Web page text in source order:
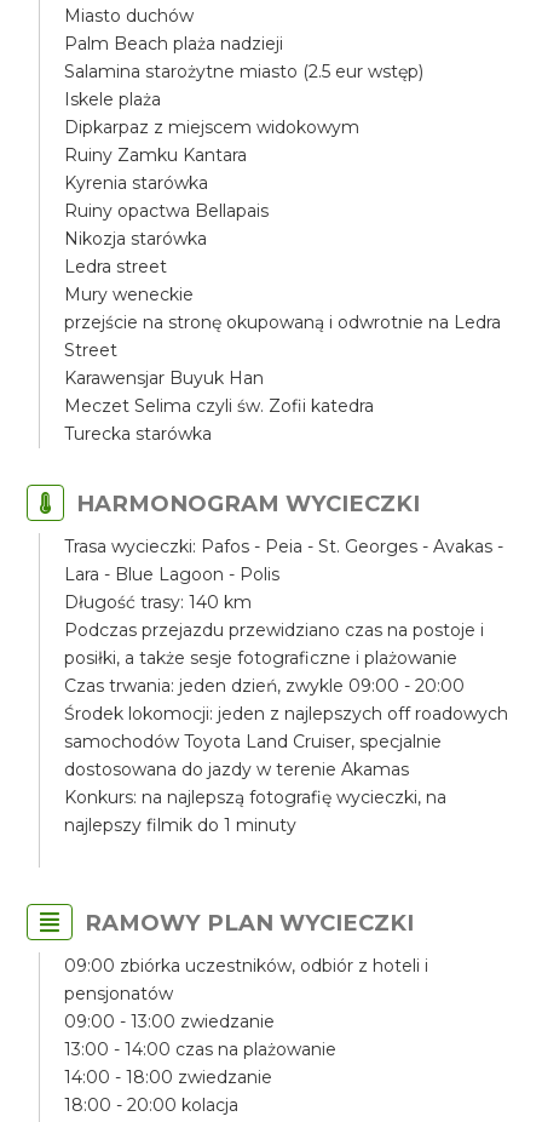
Miasto duchów
Palm Beach plaża nadzieji
Salamina starożytne miasto (2.5 eur wstęp)
Iskele plaża
Dipkarpaz z miejscem widokowym
Ruiny Zamku Kantara
Kyrenia starówka
Ruiny opactwa Bellapais
Nikozja starówka
Ledra street
Mury weneckie
przejście na stronę okupowaną i odwrotnie na Ledra
Street
Karawensjar Buyuk Han
Meczet Selima czyli św. Zofii katedra
Turecka starówka
HARMONOGRAM WYCIECZKI
Trasa wycieczki: Pafos - Peia - St. Georges - Avakas -
Lara - Blue Lagoon - Polis
Długość trasy: 140 km
Podczas przejazdu przewidziano czas na postoje i
posiłki, a także sesje fotograficzne i plażowanie
Czas trwania: jeden dzień, zwykle 09:00 - 20:00
Środek lokomocji: jeden z najlepszych off roadowych
samochodów Toyota Land Cruiser, specjalnie
dostosowana do jazdy w terenie Akamas
Konkurs: na najlepszą fotografię wycieczki, na
najlepszy filmik do 1 minuty
RAMOWY PLAN WYCIECZKI
09:00 zbiórka uczestników, odbiór z hoteli i
pensjonatów
09:00 - 13:00 zwiedzanie
13:00 - 14:00 czas na plażowanie
14:00 - 18:00 zwiedzanie
18:00 - 20:00 kolacja